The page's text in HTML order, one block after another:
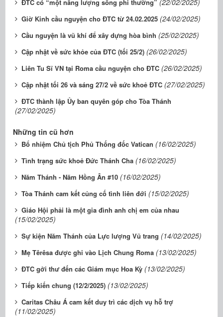
ĐTC có “một năng lượng sống phi thường” (22/02/2025)
Giờ Kinh cầu nguyện cho ĐTC từ 24.02.2025 (24/02/2025)
Cầu nguyện là vũ khí để xây dựng hòa bình (25/02/2025)
Cập nhật về sức khỏe của ĐTC (tối 25/2) (26/02/2025)
Liên Tu Sĩ VN tại Roma cầu nguyện cho ĐTC (26/02/2025)
Cập nhật tối 26 và sáng 27/2 về sức khoẻ ĐTC (27/02/2025)
ĐTC thành lập Ủy ban quyên góp cho Tòa Thánh
(27/02/2025)
Những tin cũ hơn
Bổ nhiệm Chủ tịch Phủ Thống đốc Vatican (16/02/2025)
Tình trạng sức khoẻ Đức Thánh Cha (16/02/2025)
Năm Thánh - Năm Hồng Ân #10 (16/02/2025)
Tòa Thánh cam kết củng cố tình liên đới (15/02/2025)
Giáo Hội phải là một gia đình anh chị em của nhau
(15/02/2025)
Sự kiện Năm Thánh của Lực lượng Vũ trang (14/02/2025)
Mẹ Têrêsa được ghi vào Lịch Chung Roma (13/02/2025)
ĐTC gởi thư đến các Giám mục Hoa Kỳ (13/02/2025)
Tiếp kiến chung (12/2/2025) (13/02/2025)
Caritas Châu Á cam kết duy trì các dịch vụ hỗ trợ
(11/02/2025)